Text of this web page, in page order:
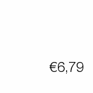
€6,79